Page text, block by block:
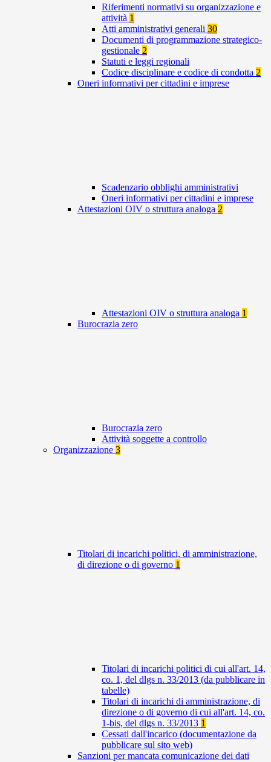
Riferimenti normativi su organizzazione e
attività 1
Atti amministrativi generali 30
Documenti di programmazione strategico-
gestionale 2
Statuti e leggi regionali
Codice disciplinare e codice di condotta 2
Oneri informativi per cittadini e imprese
Scadenzario obblighi amministrativi
Oneri informativi per cittadini e imprese
Attestazioni OIV o struttura analoga 2
Attestazioni OIV o struttura analoga 1
Burocrazia zero
Burocrazia zero
Attività soggette a controllo
Organizzazione 3
Titolari di incarichi politici, di amministrazione,
di direzione o di governo 1
Titolari di incarichi politici di cui all'art. 14,
co. 1, del dlgs n. 33/2013 (da pubblicare in
tabelle)
Titolari di incarichi di amministrazione, di
direzione o di governo di cui all'art. 14, co.
1-bis, del dlgs n. 33/2013 1
Cessati dall'incarico (documentazione da
pubblicare sul sito web)
Sanzioni per mancata comunicazione dei dati